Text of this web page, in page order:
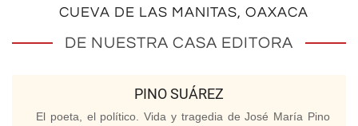
CUEVA DE LAS MANITAS, OAXACA
DE NUESTRA CASA EDITORA
PINO SUÁREZ
El poeta, el político. Vida y tragedia de José María Pino